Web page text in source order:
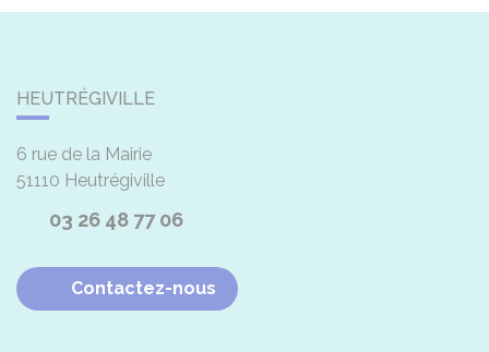
HEUTRÉGIVILLE
6 rue de la Mairie
51110 Heutrégiville
03 26 48 77 06
Contactez-nous